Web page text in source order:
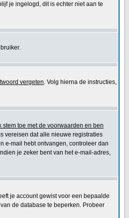
je ingelogd, dit is echter niet aan te
vergeten. Volg hierna de instructies,
Ik stem toe met de voorwaarden en ben
vereisen dat alle nieuwe registraties
e-mail hebt ontvangen, controleer dan
je zeker bent van het e-mail-adres,
je account gewist voor een bepaalde
de database te beperken. Probeer